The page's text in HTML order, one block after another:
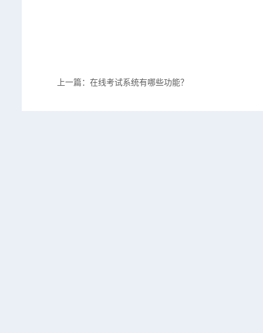
上一篇：在线考试系统有哪些功能？